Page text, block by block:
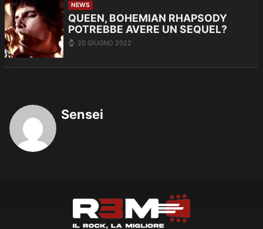
NEWS
QUEEN, BOHEMIAN RHAPSODY
POTREBBE AVERE UN SEQUEL?
20 GIUGNO 2022
Sensei